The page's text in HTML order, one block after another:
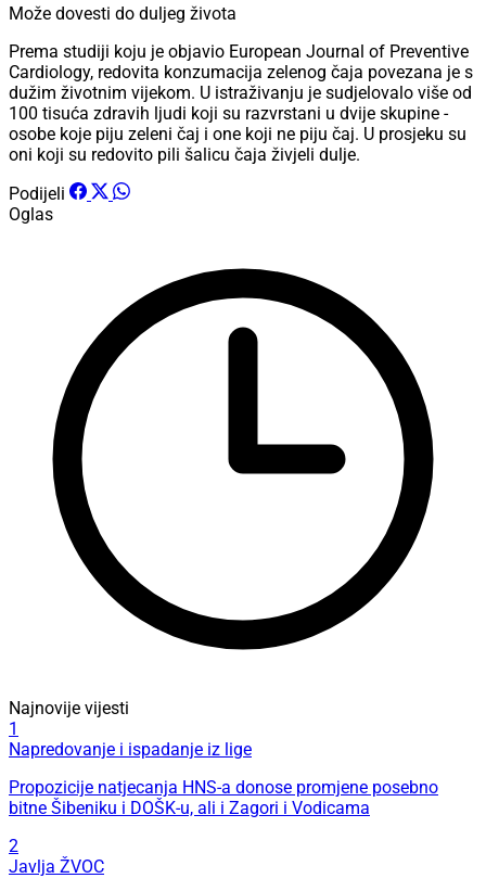
Može dovesti do duljeg života
Prema studiji koju je objavio European Journal of Preventive
Cardiology, redovita konzumacija zelenog čaja povezana je s
dužim životnim vijekom. U istraživanju je sudjelovalo više od
100 tisuća zdravih ljudi koji su razvrstani u dvije skupine -
osobe koje piju zeleni čaj i one koji ne piju čaj. U prosjeku su
oni koji su redovito pili šalicu čaja živjeli dulje.
Podijeli
Oglas
Najnovije vijesti
1
Napredovanje i ispadanje iz lige
Propozicije natjecanja HNS-a donose promjene posebno
bitne Šibeniku i DOŠK-u, ali i Zagori i Vodicama
2
Javlja ŽVOC